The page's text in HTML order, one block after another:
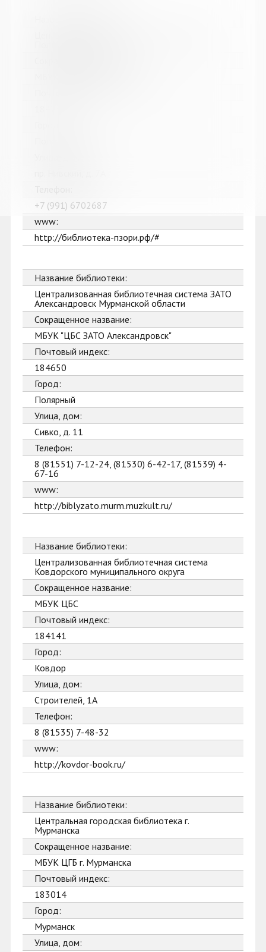
+7 (991) 6702687
www:
http://библиотека-пзори.рф/#
Название библиотеки:
Централизованная библиотечная система ЗАТО
Александровск Мурманской области
Сокращенное название:
МБУК "ЦБС ЗАТО Александровск"
Почтовый индекс:
184650
Город:
Полярный
Улица, дом:
Сивко, д. 11
Телефон:
8 (81551) 7-12-24, (81530) 6-42-17, (81539) 4-
67-16
www:
http://biblyzato.murm.muzkult.ru/
Название библиотеки:
Централизованная библиотечная система
Ковдорского муниципального округа
Сокращенное название:
МБУК ЦБС
Почтовый индекс:
184141
Город:
Ковдор
Улица, дом:
Строителей, 1А
Телефон:
8 (81535) 7-48-32
www:
http://kovdor-book.ru/
Название библиотеки:
Центральная городская библиотека г.
Мурманска
Сокращенное название:
МБУК ЦГБ г. Мурманска
Почтовый индекс:
183014
Город:
Мурманск
Улица, дом: